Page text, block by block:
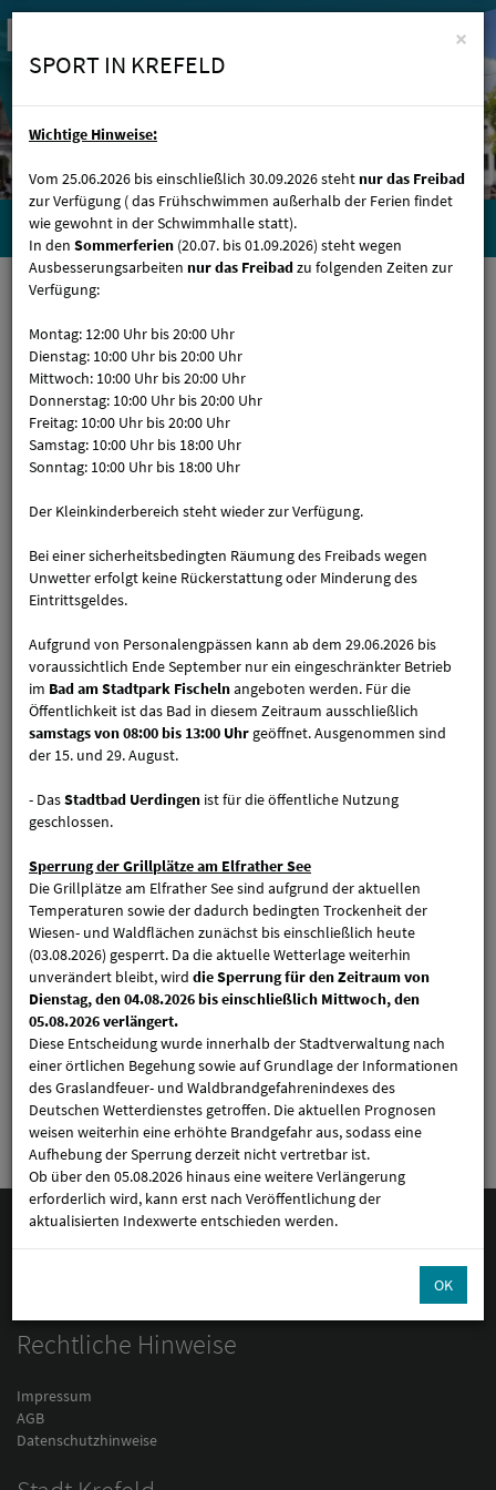
SPORT IN KREFELD
Standorte
Herzlich Willkommen in unseren
Sportstätten.
Wir freuen uns auf Ihren Besuch!
Bitte beachten Sie die aktuellen Öffnungszeiten der jeweiligen
SPORT IN KREFELD
E-Ticket buchen
Kontakt & Service-Informationen
Rechtliche Hinweise
Impressum
AGB
Datenschutzhinweise
×
SPORT IN KREFELD
Wichtige Hinweise:
Vom 25.06.2026 bis einschließlich 30.09.2026 stehtnur das Freibad
zur Verfügung ( das Frühschwimmen außerhalb der Ferien findet
wie gewohnt in der Schwimmhalle statt).
In den Sommerferien (20.07. bis 01.09.2026) steht wegen
Ausbesserungsarbeiten nur das Freibadzu folgenden Zeiten zur
Verfügung:
Montag: 12:00 Uhr bis 20:00 Uhr
Dienstag: 10:00 Uhr bis 20:00 Uhr
Mittwoch: 10:00 Uhr bis 20:00 Uhr
Donnerstag: 10:00 Uhr bis 20:00 Uhr
Freitag: 10:00 Uhr bis 20:00 Uhr
Samstag: 10:00 Uhr bis 18:00 Uhr
Sonntag: 10:00 Uhr bis 18:00 Uhr
Der Kleinkinderbereich steht wieder zur Verfügung.
Bei einer sicherheitsbedingten Räumung des Freibads wegen
Unwetter erfolgt keine Rückerstattung oder Minderung des
Eintrittsgeldes.
Aufgrund von Personalengpässen kann ab dem 29.06.2026 bis
voraussichtlich Ende September nur ein eingeschränkter Betrieb
im Bad am Stadtpark Fischelnangeboten werden. Für die
Öffentlichkeit ist das Bad in diesem Zeitraum ausschließlich
samstags von 08:00 bis 13:00 Uhr geöffnet. Ausgenommen sind
der 15. und 29. August.
- DasStadtbad Uerdingen ist für die öffentliche Nutzung
geschlossen.
Sperrung der Grillplätze am Elfrather See
Die Grillplätze am Elfrather See sind aufgrund der aktuellen
Temperaturen sowie der dadurch bedingten Trockenheit der
Wiesen- und Waldflächen zunächst bis einschließlich heute
(03.08.2026) gesperrt. Da die aktuelle Wetterlage weiterhin
unverändert bleibt, wird die Sperrung für den Zeitraum von
Dienstag, den 04.08.2026 bis einschließlich Mittwoch, den
05.08.2026 verlängert.
Diese Entscheidung wurde innerhalb der Stadtverwaltung nach
einer örtlichen Begehung sowie auf Grundlage der Informationen
des Graslandfeuer- und Waldbrandgefahrenindexes des
Deutschen Wetterdienstes getroffen. Die aktuellen Prognosen
weisen weiterhin eine erhöhte Brandgefahr aus, sodass eine
Aufhebung der Sperrung derzeit nicht vertretbar ist.
Ob über den 05.08.2026 hinaus eine weitere Verlängerung
erforderlich wird, kann erst nach Veröffentlichung der
aktualisierten Indexwerte entschieden werden.
OK